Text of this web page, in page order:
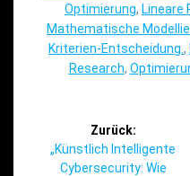
Optimierung, Lineare
Mathematische
Kriterien-Entscheidung. ,
Research,
Zurück:
Vorheriger
Beitrag:
„Künstlich Intelligente
Cybersecurity: Wie